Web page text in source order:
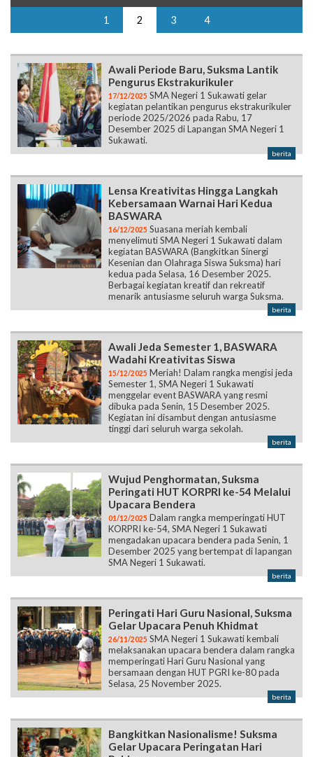
Awali Periode Baru, Suksma Lantik
Pengurus Ekstrakurikuler
kegiatan pelantikan pengurus ekstrakurikuler
periode 2025/2026 pada Rabu, 17
Desember 2025 di Lapangan SMA Negeri 1
Sukawati.
berita
Lensa Kreativitas Hingga Langkah
Kebersamaan Warnai Hari Kedua
menyelimuti SMA Negeri 1 Sukawati dalam
kegiatan BASWARA (Bangkitkan Sinergi
Kesenian dan Olahraga Siswa Suksma) hari
kedua pada Selasa, 16 Desember 2025.
Berbagai kegiatan kreatif dan rekreatif
menarik antusiasme seluruh warga Suksma.
berita
Awali Jeda Semester 1, BASWARA
Wadahi Kreativitas Siswa
Semester 1, SMA Negeri 1 Sukawati
menggelar event BASWARA yang resmi
dibuka pada Senin, 15 Desember 2025.
Kegiatan ini disambut dengan antusiasme
tinggi dari seluruh warga sekolah.
Wujud Penghormatan, Suksma
Peringati HUT KORPRI ke-54 Melalui
KORPRI ke-54, SMA Negeri 1 Sukawati
mengadakan upacara bendera pada Senin, 1
Desember 2025 yang bertempat di lapangan
SMA Negeri 1 Sukawati.
Peringati Hari Guru Nasional, Suksma
Gelar Upacara Penuh Khidmat
melaksanakan upacara bendera dalam rangka
memperingati Hari Guru Nasional yang
bersamaan dengan HUT PGRI ke-80 pada
Selasa, 25 November 2025.
berita
Bangkitkan Nasionalisme! Suksma
Gelar Upacara Peringatan Hari
menggelar upacara bendera dalam rangka
memperingati Hari Pahlawan sebagai bentuk